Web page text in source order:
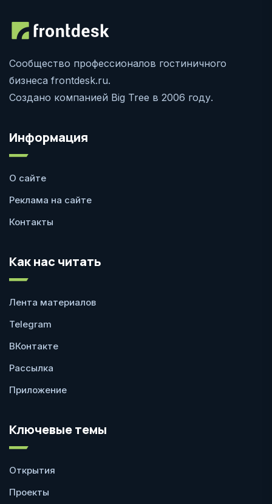
Сообщество профессионалов гостиничного
бизнеса frontdesk.ru.
Создано компанией Big Tree в 2006 году.
Информация
О сайте
Реклама на сайте
Контакты
Как нас читать
Лента материалов
Telegram
ВКонтакте
Рассылка
Приложение
Ключевые темы
Открытия
Проекты